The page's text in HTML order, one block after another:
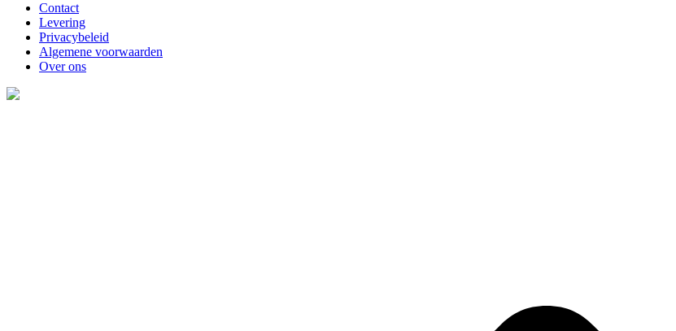
Contact
Levering
Privacybeleid
Algemene voorwaarden
Over ons